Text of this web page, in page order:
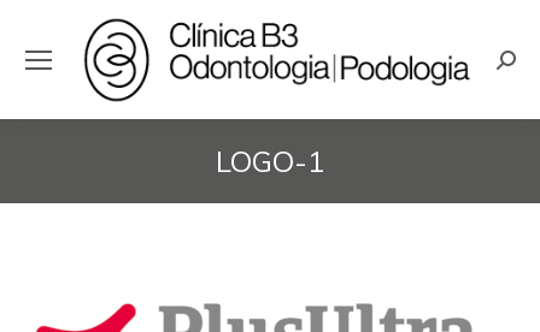
LOGO-1
Estás aquí: